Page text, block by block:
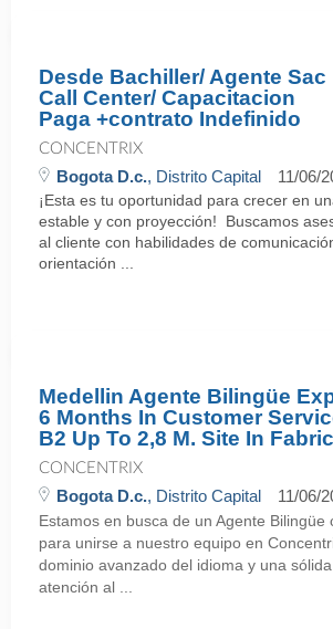
Desde Bachiller/ Agente Sac
Call Center/ Capacitacion
Paga +contrato Indefinido
CONCENTRIX
Bogota D.c., Distrito Capital 11/06/
¡Esta es tu oportunidad para crecer en
estable y con proyección! Buscamos
al cliente con habilidades de
orientación ...
Medellin Agente Bilingüe
6 Months In Customer
B2 Up To 2,8 M. Site In
CONCENTRIX
Bogota D.c., Distrito Capital 11/06/
Estamos en busca de un Agente Bilingüe
para unirse a nuestro equipo en
dominio avanzado del idioma y una
atención al ...